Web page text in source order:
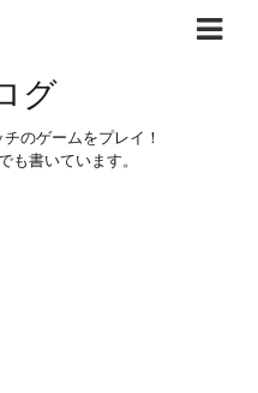
グ
のゲームをプレイ！
も書いています。